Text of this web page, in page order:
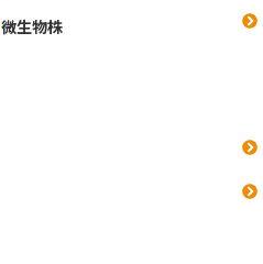
微生物株